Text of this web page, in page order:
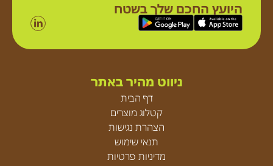
היועץ החכם שלך בשטח
ניווט מהיר באתר
דף הבית
קטלוג מוצרים
הצהרת נגישות
תנאי שימוש
מדיניות פרטיות